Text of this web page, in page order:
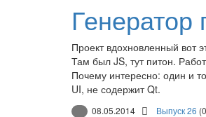
Проект вдохновленный вот
Там был JS, тут питон.
Почему интересно: один и
UI, не содержит Qt.
08.05.2014 Выпуск 26